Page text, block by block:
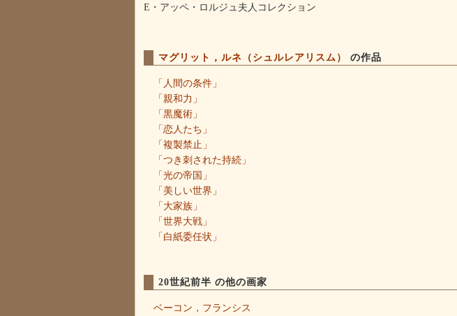
E・アッペ・ロルジュ夫人コレクション
マグリット，ルネ（シュルレアリスム）の作品
「人間の条件」
「親和力」
「黒魔術」
「恋人たち」
「複製禁止」
「つき刺された持続」
「光の帝国」
「美しい世界」
「大家族」
「世界大戦」
「白紙委任状」
20世紀前半 の他の画家
ベーコン，フランシス